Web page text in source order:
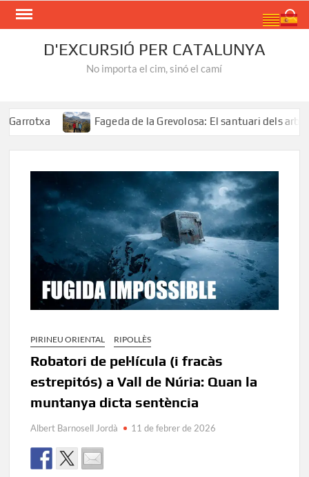
Skip
D'EXCURSIÓ PER CATALUNYA
No importa el cim, sinó el camí
Fageda de la Grevolosa: El santuari dels arbres
PIRINEU ORIENTAL RIPOLLÈS
Robatori de pel·lícula (i fracàs
estrepitós) a Vall de Núria: Quan la
muntanya dicta sentència
Albert Barnosell Jordà 11 de febrer de 2026